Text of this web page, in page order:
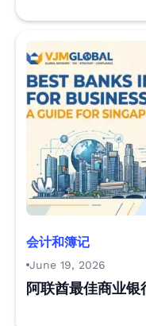
会计和簿记
June 19, 2026
阿联酋最佳商业